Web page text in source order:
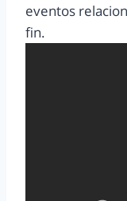
eventos
fin.